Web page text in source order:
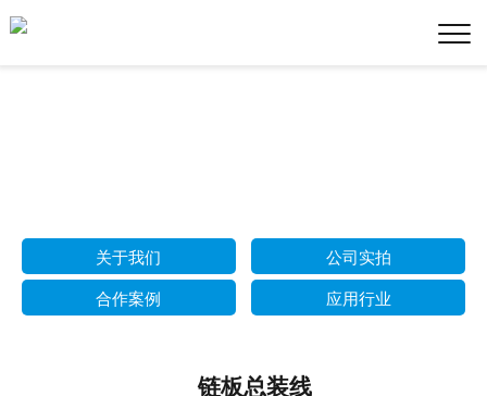
关于我们 公司实拍
合作案例 应用行业
链板总装线